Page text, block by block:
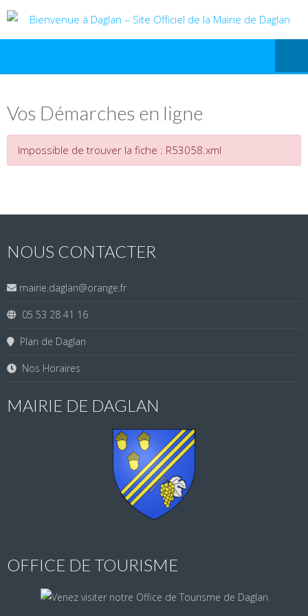
Vos Démarches en ligne
Impossible de trouver la fiche : R53058.xml
NOUS CONTACTER
mairie.daglan@orange.fr
05 53 28 41 16
Plan de Daglan
Nos Horaires
MAIRIE DE DAGLAN
OFFICE DE TOURISME